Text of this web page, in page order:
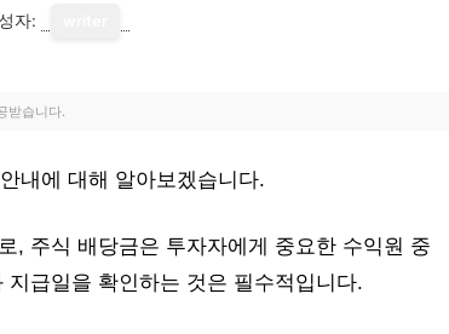
자:
받습니다.
내에 대해 알아보겠습니다.
, 주식 배당금은 투자자에게 중요한 수익원 중
급일을 확인하는 것은 필수적입니다.